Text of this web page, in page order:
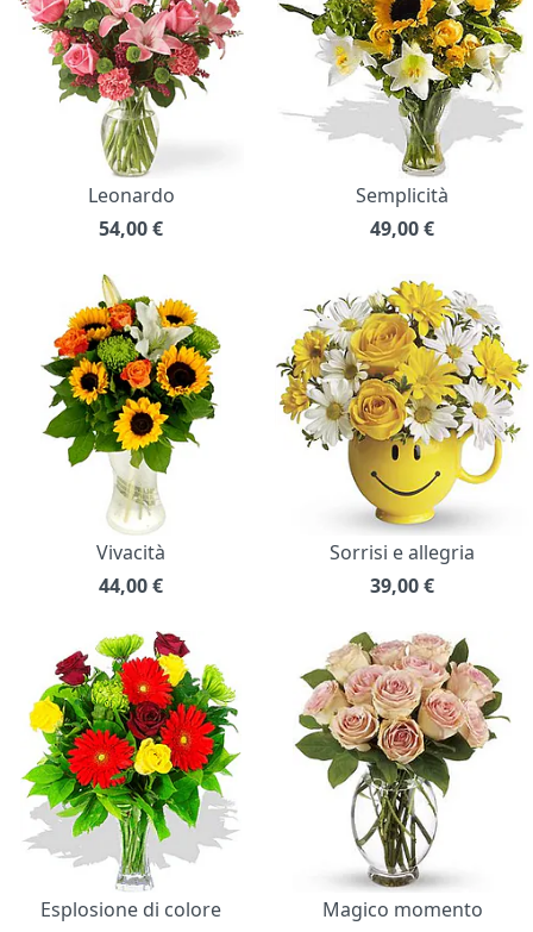
Leonardo
54,00€
Semplicità
49,00€
Vivacità
44,00€
Sorrisi e allegria
39,00€
Esplosione di colore
Magico momento